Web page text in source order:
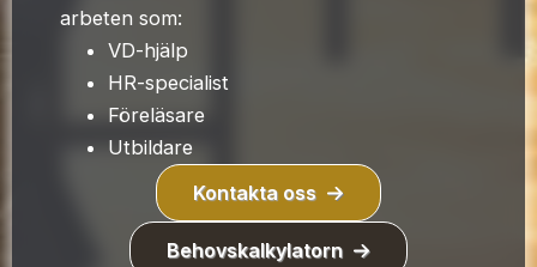
arbeten som:
VD-hjälp
HR-specialist
Föreläsare
Utbildare
Kontakta oss
Behovskalkylatorn